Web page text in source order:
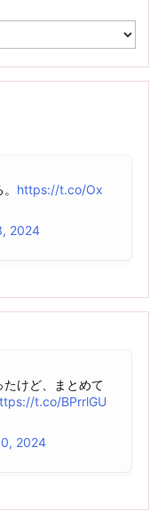
https://t.co/Ox
2024
けど、まとめて
t.co/BPrrlGU
2024